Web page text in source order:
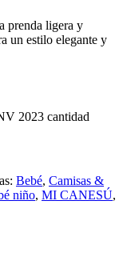
prenda ligera y
un estilo elegante y
2023 cantidad
Bebé, Camisas &
niño, MI CANESÚ,